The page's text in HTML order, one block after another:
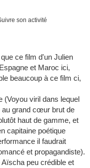
son activité
ce film d'un Julien
et Maroc ici,
beaucoup à ce film ci,
(Voyou viril dans lequel
au grand cœur brut de
haut de gamme, et
capitaine poétique
il faudrait
et propagandiste).
peu crédible et